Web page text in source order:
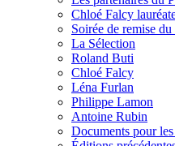
Chloé Falcy
Soirée de remise
La Sélection
Roland Buti
Chloé Falcy
Léna Furlan
Philippe Lamon
Antoine Rubin
Documents pour